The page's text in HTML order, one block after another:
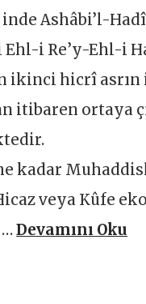
Ashâbi’l-
i Re’y-Ehl-i
ikinci hicrî
itibaren ortaya
kadar
veya Kûfe
…Devamını Oku